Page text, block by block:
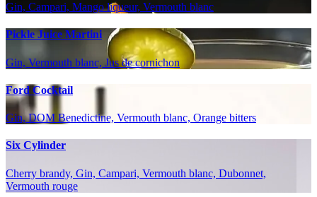
Gin, Campari, Mango liqueur, Vermouth blanc
Pickle Juice Martini
Gin, Vermouth blanc, Jus de cornichon
Ford Cocktail
Gin, DOM Benedictine, Vermouth blanc, Orange bitters
Six Cylinder
Cherry brandy, Gin, Campari, Vermouth blanc, Dubonnet,
Vermouth rouge